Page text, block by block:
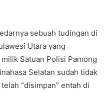
sebuah tudingan di
Utara yang
Satuan Polisi Pamong
Selatan sudah tidak
“disimpan” entah di